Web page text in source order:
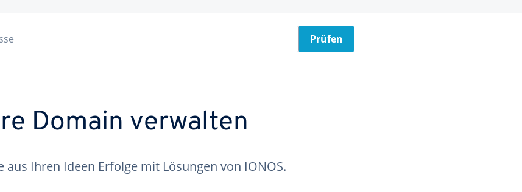
Prüfen
Domain verwalten
aus Ihren Ideen Erfolge mit Lösungen von IONOS.